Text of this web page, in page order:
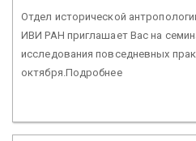
Отдел исторической
ИВИ РАН приглашает Вас на
исследования повседневных
октября.Подробнее